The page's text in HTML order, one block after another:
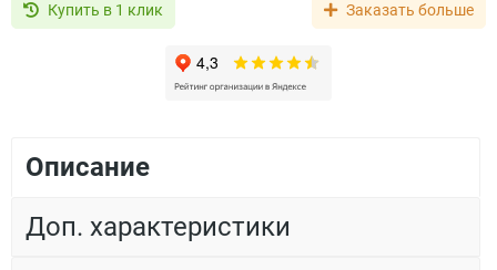
Купить в 1 клик Заказать больше
Описание
Доп. характеристики